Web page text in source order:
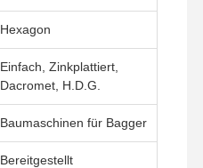
Hexagon
Einfach, Zinkplattiert,
Dacromet, H.D.G.
Baumaschinen für Bagger
Bereitgestellt